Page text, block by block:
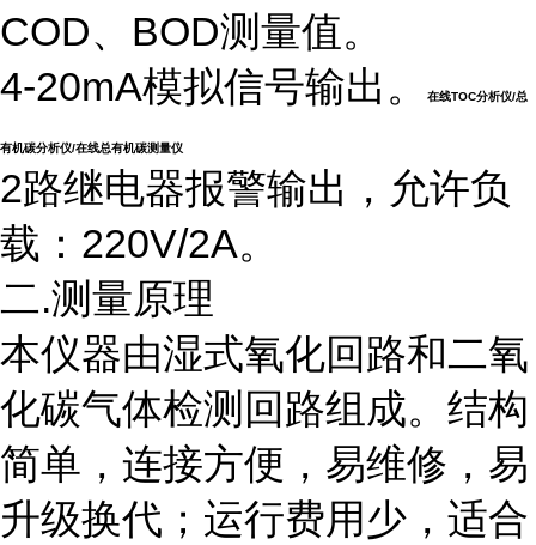
COD、BOD测量值。
4-20mA模拟信号输出。
在线TOC分析仪/总
有机碳分析仪/在线总有机碳测量仪
2路继电器报警输出，允许负
载：220V/2A。
二.测量原理
本仪器由湿式氧化回路和二氧
化碳气体检测回路组成。结构
简单，连接方便，易维修，易
升级换代；运行费用少，适合